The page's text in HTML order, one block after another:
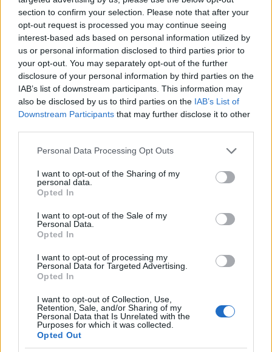
section to confirm your selection. Please note that after your
opt-out request is processed you may continue seeing
interest-based ads based on personal information utilized by
us or personal information disclosed to third parties prior to
your opt-out. You may separately opt-out of the further
disclosure of your personal information by third parties on the
IAB’s list of downstream participants. This information may
also be disclosed by us to third parties on the IAB’s List of
Downstream Participants that may further disclose it to other
Please note that this website/app uses one or more Google
not limited to your visit or usage behaviour. You may click to
grant or deny consent to Google and its third-party tags to
use your data for below specified purposes in below Google
consent section.
Personal Data Processing Opt Outs
I want to opt-out of the Sharing of my
personal data.
Opted In
I want to opt-out of the Sale of my
Personal Data.
Opted In
I want to opt-out of processing my
Personal Data for Targeted Advertising.
Opted In
I want to opt-out of Collection, Use,
Retention, Sale, and/or Sharing of my
Personal Data that Is Unrelated with the
Purposes for which it was collected.
Opted Out
Így áltak hozzá az olajhoz is előszőr XD (tudom, amit
ezután írtál, az elmagyarázza miért)
Ami nem teljesen világos, hogy a levegőben nincsen
hidrogén (olyan sok), de akkor hogy lesz belőle víz?
És, mióta alakul az elpárolgott víz levegővé? Az eső
csak káprázat? :D
megmaradtam annál a szép kis körforgásos ábránál
Qzole
18 éve
kellett volna...
zenészpéter
18 éve
Igen, léteznek sűrített levegős próbálkozások. A